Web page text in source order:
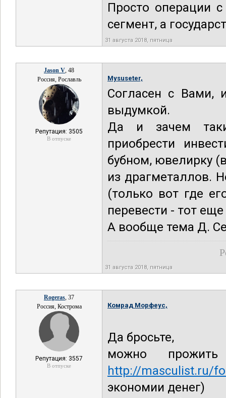
Просто операции
сегмент, а
31 августа 2018, пятница
Jason V, 48
Россия, Рославль
Репутация: 3505
В отпуске
Mysuseter,
Согласен с Вами,
выдумкой.
Да и зачем
приобрести
бубном, ювелирку
из драгметаллов.
(только вот где
перевести - тот
А вообще тема Д.
31 августа 2018, пятница
Rogeras, 37
Россия, Кострома
Репутация: 3557
В отпуске
Комрад Морфеус,
Да бросьте,
можно
http://masculist.ru/
экономии денег)